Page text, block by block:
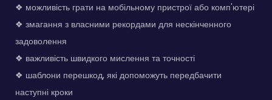
❖ можливість грати на мобільному пристрої або комп'ютері
❖ змагання з власними рекордами для нескінченного
задоволення
❖ важливість швидкого мислення та точності
❖ шаблони перешкод, які допоможуть передбачити
наступні кроки